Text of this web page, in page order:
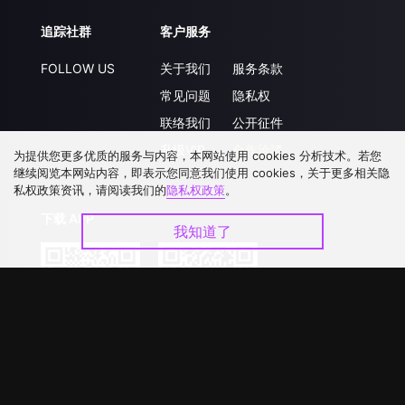
追踪社群
FOLLOW US
客户服务
关于我们
常见问题
联络我们
升级VIP
服务条款
隐私权
公开征件
合作洽談
下载 APP
为提供您更多优质的服务与内容，本网站使用 cookies 分析技术。若您
继续阅览本网站内容，即表示您同意我们使用 cookies，关于更多相关隐
私权政策资讯，请阅读我们的隐私权政策。
我知道了